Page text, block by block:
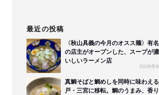
最近の投稿
〈秋山具義の今月のオスス麺〉有
の店主がオープンした、スープが
いしいラーメン店
2026年8
真鯛そばと鯛めしを同時に味わえ
戸・三宮に移転。鯛のうまみ、香